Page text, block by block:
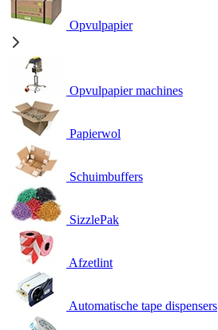
Opvulpapier
Opvulpapier machines
Papierwol
Schuimbuffers
SizzlePak
Afzetlint
Automatische tape dispensers